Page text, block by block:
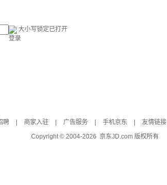
大小写锁定已打开
登录
聘 商家入驻 广告服务 手机京东 友情链接
Copyright © 2004-2026 京东JD.com 版权所有